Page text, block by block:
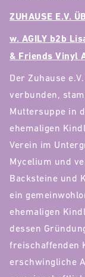
ZUHAUSE E.V.
w. AGILY b2b
& Friends Vinyl
Der Zuhause
verbunden,
Muttersuppe in
ehemaligen
Verein im
Mycelium und
Backsteine und
ein
ehemaligen
dessen
freischaffenden
erschwingliche